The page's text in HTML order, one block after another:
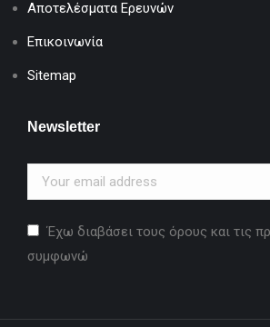
Αποτελέσματα Ερευνών
Επικοινωνία
Sitemap
Newsletter
Έχω διαβάσει τους όρους και τις
συμφωνώ